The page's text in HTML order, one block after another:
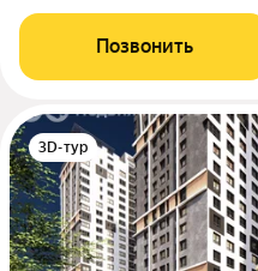
Позвонить
3D-тур